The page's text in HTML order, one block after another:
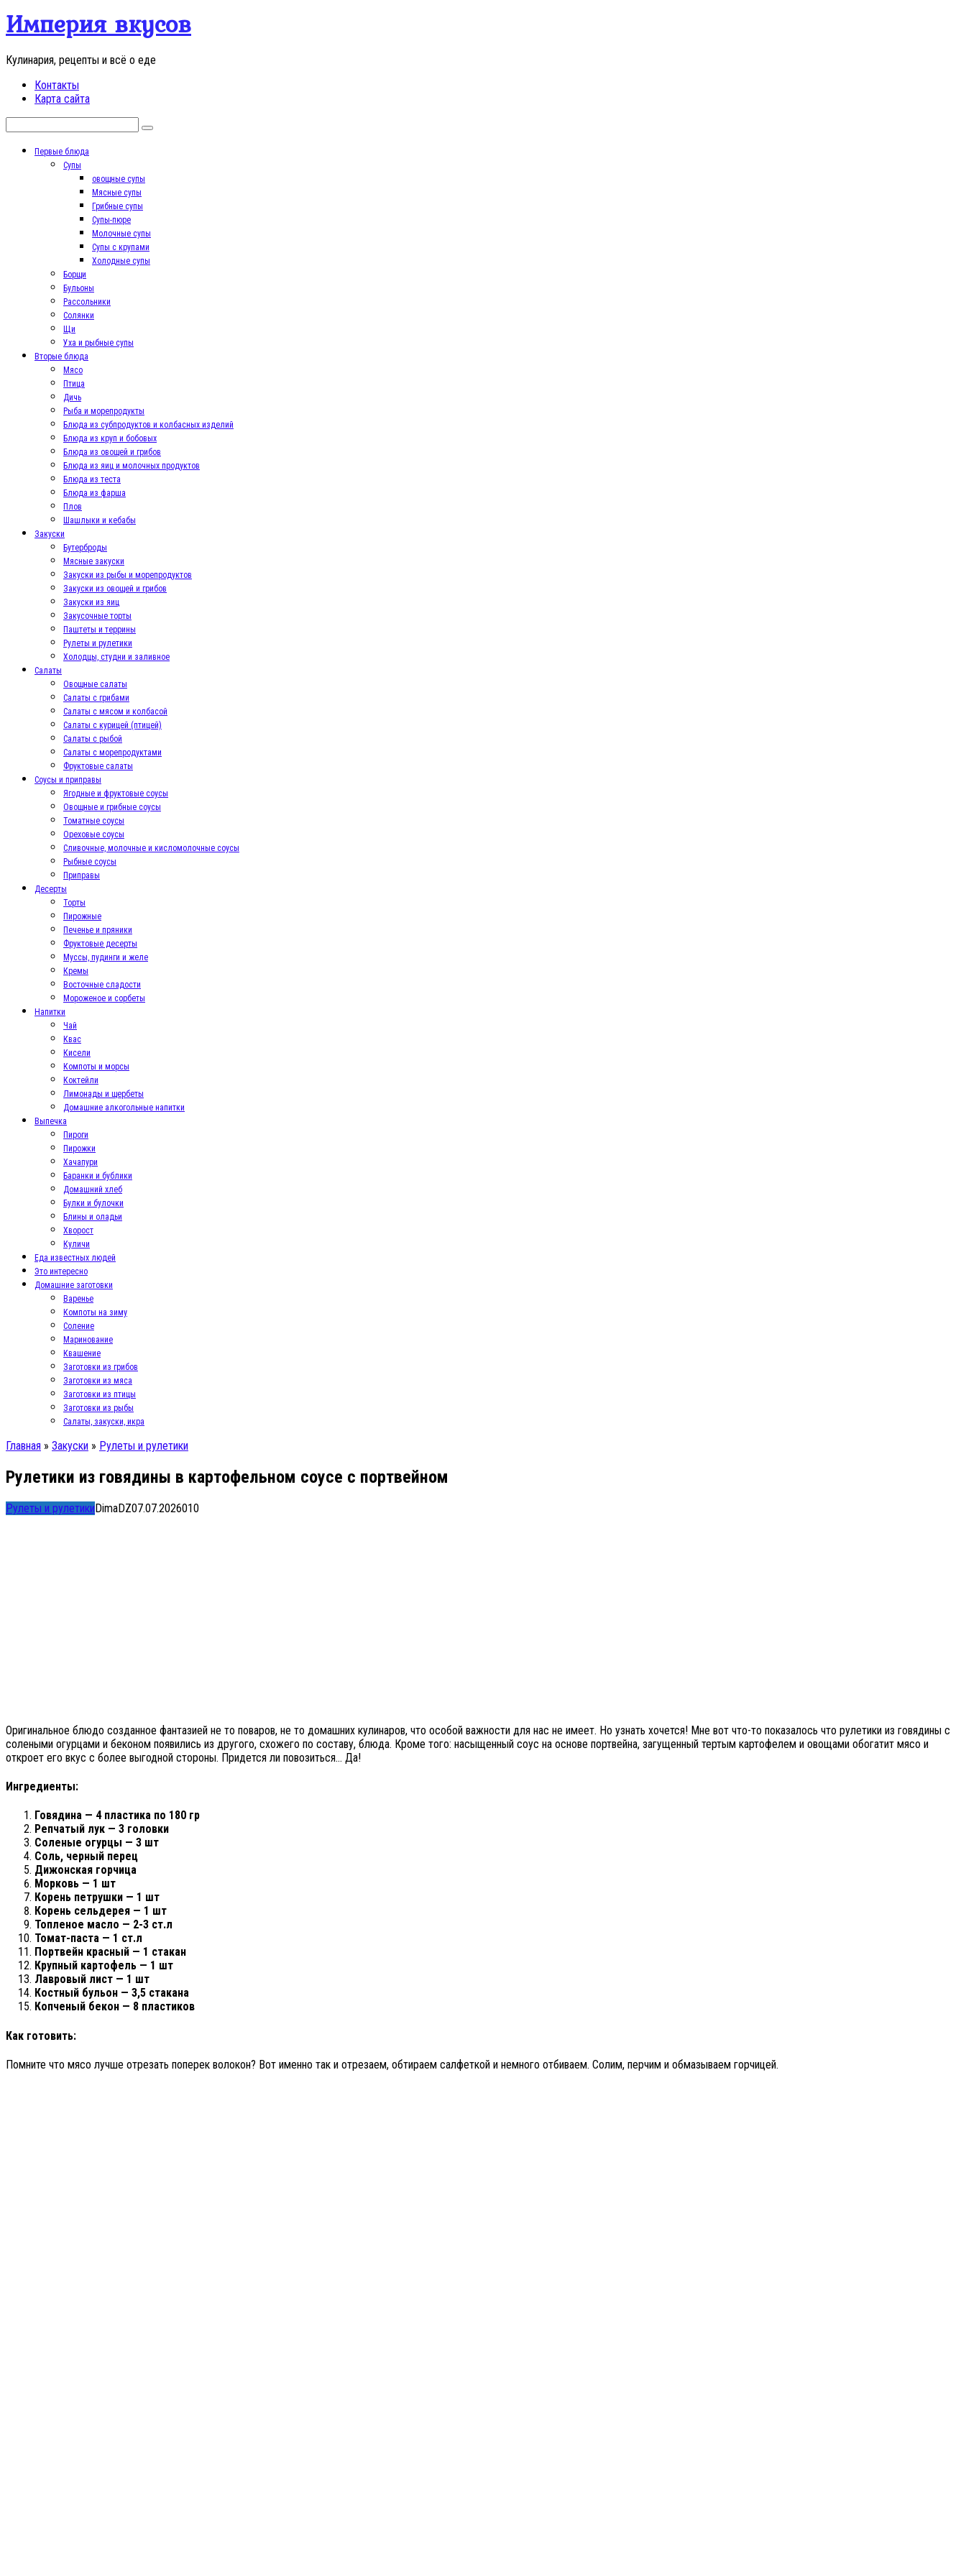
Перейти
контенту
Империя вкусов
Кулинария, рецепты и всё о еде
Контакты
Карта сайта
Первые блюда
Супы
овощные супы
Мясные супы
Грибные супы
Супы-пюре
Молочные супы
Супы с крупами
Холодные супы
Борщи
Бульоны
Рассольники
Солянки
Щи
Уха и рыбные супы
Вторые блюда
Мясо
Птица
Дичь
Рыба и морепродукты
Блюда из субпродуктов и колбасных изделий
Блюда из круп и бобовых
Блюда из овощей и грибов
Блюда из яиц и молочных продуктов
Блюда из теста
Блюда из фарша
Плов
Шашлыки и кебабы
Закуски
Бутерброды
Мясные закуски
Закуски из рыбы и морепродуктов
Закуски из овощей и грибов
Закуски из яиц
Закусочные торты
Паштеты и террины
Рулеты и рулетики
Холодцы, студни и заливное
Салаты
Овощные салаты
Салаты с грибами
Салаты с мясом и колбасой
Салаты с курицей (птицей)
Салаты с рыбой
Салаты с морепродуктами
Фруктовые салаты
Соусы и приправы
Ягодные и фруктовые соусы
Овощные и грибные соусы
Томатные соусы
Ореховые соусы
Сливочные, молочные и кисломолочные соусы
Рыбные соусы
Приправы
Десерты
Торты
Пирожные
Печенье и пряники
Фруктовые десерты
Муссы, пудинги и желе
Кремы
Восточные сладости
Мороженое и сорбеты
Напитки
Чай
Квас
Кисели
Компоты и морсы
Коктейли
Лимонады и щербеты
Домашние алкогольные напитки
Выпечка
Пироги
Пирожки
Хачапури
Баранки и бублики
Домашний хлеб
Булки и булочки
Блины и оладьи
Хворост
Куличи
Еда известных людей
Это интересно
Домашние заготовки
Варенье
Компоты на зиму
Соление
Маринование
Квашение
Заготовки из грибов
Заготовки из мяса
Заготовки из птицы
Заготовки из рыбы
Салаты, закуски, икра
Главная » Закуски » Рулеты и рулетики
Рулетики из говядины в картофельном соусе с портвейном
Рулеты и рулетикиDimaDZ07.07.2026010
Оригинальное блюдо созданное фантазией не то поваров, не то домашних кулинаров, что особой важности для нас не имеет. Но узнать хочется! Мне вот что-то показалось что рулетики из говядины с
солеными огурцами и беконом появились из другого, схожего по составу, блюда. Кроме того: насыщенный соус на основе портвейна, загущенный тертым картофелем и овощами обогатит мясо и
откроет его вкус с более выгодной стороны. Придется ли повозиться… Да!
Ингредиенты:
Говядина — 4 пластика по 180 гр
Репчатый лук — 3 головки
Соленые огурцы — 3 шт
Соль, черный перец
Дижонская горчица
Морковь — 1 шт
Корень петрушки — 1 шт
Корень сельдерея — 1 шт
Топленое масло — 2-3 ст.л
Томат-паста — 1 ст.л
Портвейн красный — 1 стакан
Крупный картофель — 1 шт
Лавровый лист — 1 шт
Костный бульон — 3,5 стакана
Копченый бекон — 8 пластиков
Как готовить:
Помните что мясо лучше отрезать поперек волокон? Вот именно так и отрезаем, обтираем салфеткой и немного отбиваем. Солим, перчим и обмазываем горчицей.